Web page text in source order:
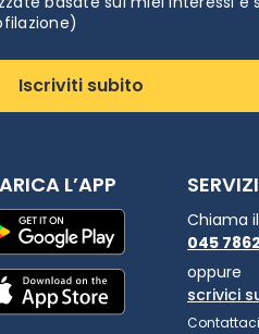
Iscriviti subito
L’APP
Chiama
045
oppure
scrivici